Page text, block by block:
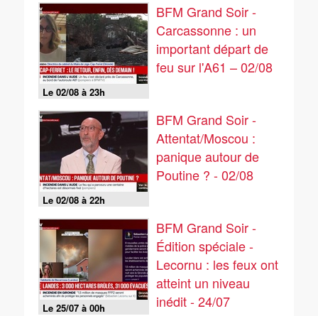
Le 02/08 à 23h
BFM Grand Soir -
Carcassonne : un
important départ de
feu sur l'A61 – 02/08
Le 02/08 à 22h
BFM Grand Soir -
Attentat/Moscou :
panique autour de
Poutine ? - 02/08
Le 25/07 à 00h
BFM Grand Soir -
Édition spéciale -
Lecornu : les feux ont
atteint un niveau
inédit - 24/07